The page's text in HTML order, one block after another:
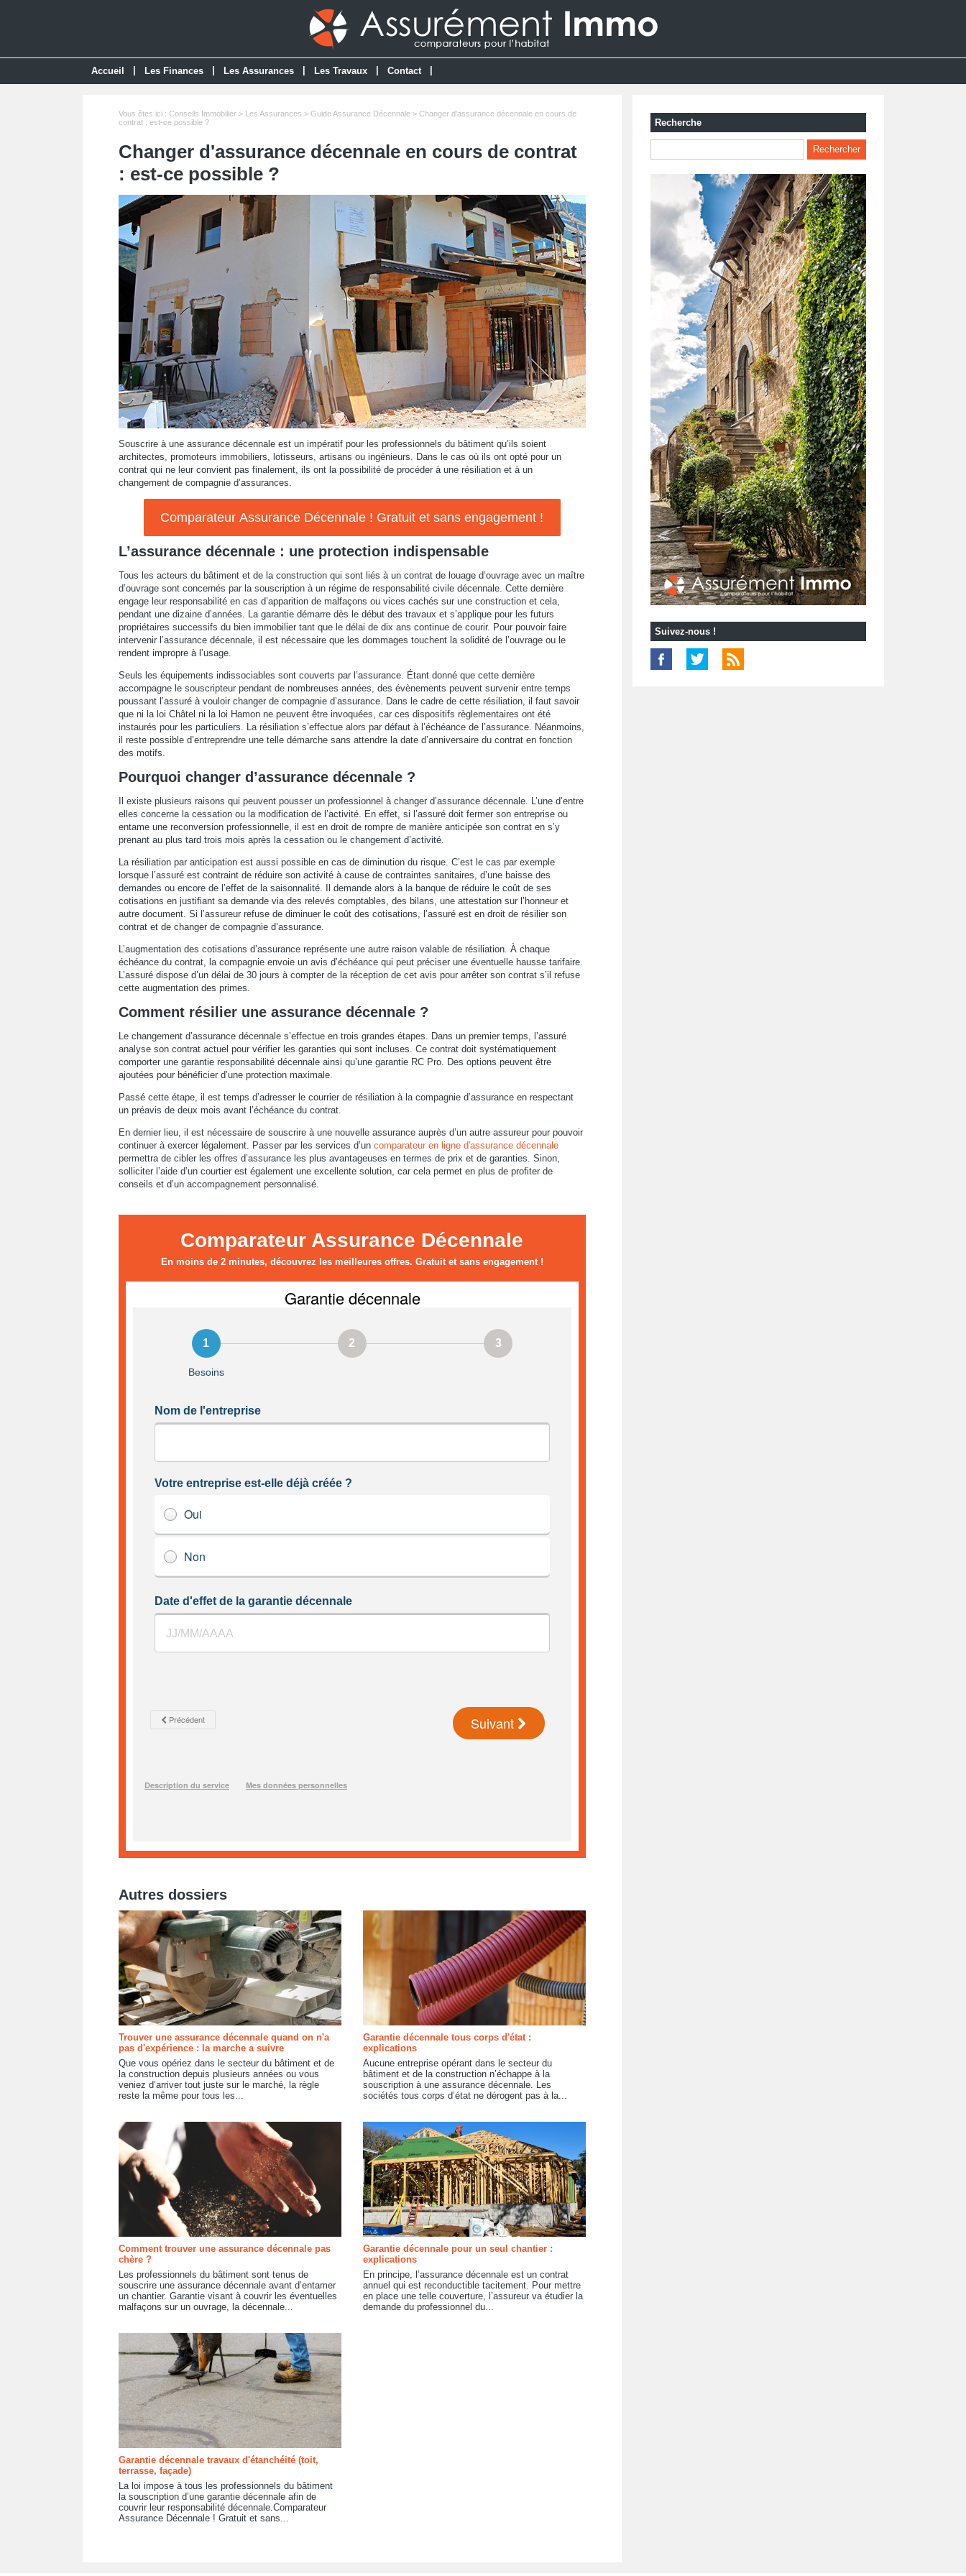
Accueil Les Finances Les Assurances Les Travaux Contact
Vous êtes ici : Conseils Immobilier> Les Assurances > Guide Assurance Décennale> Changer d'assurance décennale en cours de
contrat : est-ce possible ?
Changer d'assurance décennale en cours de contrat
: est-ce possible ?
Souscrire à une assurance décennale est un impératif pour les professionnels du bâtiment qu’ils soient
architectes, promoteurs immobiliers, lotisseurs, artisans ou ingénieurs. Dans le cas où ils ont opté pour un
contrat qui ne leur convient pas finalement, ils ont la possibilité de procéder à une résiliation et à un
changement de compagnie d’assurances.
Comparateur Assurance Décennale ! Gratuit et sans engagement !
L’assurance décennale : une protection indispensable
Tous les acteurs du bâtiment et de la construction qui sont liés à un contrat de louage d’ouvrage avec un maître
d’ouvrage sont concernés par la souscription à un régime de responsabilité civile décennale. Cette dernière
engage leur responsabilité en cas d’apparition de malfaçons ou vices cachés sur une construction et cela,
pendant une dizaine d’années. La garantie démarre dès le début des travaux et s’applique pour les futurs
propriétaires successifs du bien immobilier tant que le délai de dix ans continue de courir. Pour pouvoir faire
intervenir l’assurance décennale, il est nécessaire que les dommages touchent la solidité de l’ouvrage ou le
rendent impropre à l’usage.
Seuls les équipements indissociables sont couverts par l’assurance. Étant donné que cette dernière
accompagne le souscripteur pendant de nombreuses années, des évènements peuvent survenir entre temps
poussant l’assuré à vouloir changer de compagnie d’assurance. Dans le cadre de cette résiliation, il faut savoir
que ni la loi Châtel ni la loi Hamon ne peuvent être invoquées, car ces dispositifs règlementaires ont été
instaurés pour les particuliers. La résiliation s’effectue alors par défaut à l’échéance de l’assurance. Néanmoins,
il reste possible d’entreprendre une telle démarche sans attendre la date d’anniversaire du contrat en fonction
des motifs.
Pourquoi changer d’assurance décennale ?
Il existe plusieurs raisons qui peuvent pousser un professionnel à changer d’assurance décennale. L’une d’entre
elles concerne la cessation ou la modification de l’activité. En effet, si l’assuré doit fermer son entreprise ou
entame une reconversion professionnelle, il est en droit de rompre de manière anticipée son contrat en s’y
prenant au plus tard trois mois après la cessation ou le changement d’activité.
La résiliation par anticipation est aussi possible en cas de diminution du risque. C’est le cas par exemple
lorsque l’assuré est contraint de réduire son activité à cause de contraintes sanitaires, d’une baisse des
demandes ou encore de l’effet de la saisonnalité. Il demande alors à la banque de réduire le coût de ses
cotisations en justifiant sa demande via des relevés comptables, des bilans, une attestation sur l’honneur et
autre document. Si l’assureur refuse de diminuer le coût des cotisations, l’assuré est en droit de résilier son
contrat et de changer de compagnie d’assurance.
L’augmentation des cotisations d’assurance représente une autre raison valable de résiliation. À chaque
échéance du contrat, la compagnie envoie un avis d’échéance qui peut préciser une éventuelle hausse tarifaire.
L’assuré dispose d’un délai de 30 jours à compter de la réception de cet avis pour arrêter son contrat s’il refuse
cette augmentation des primes.
Comment résilier une assurance décennale ?
Le changement d’assurance décennale s’effectue en trois grandes étapes. Dans un premier temps, l’assuré
analyse son contrat actuel pour vérifier les garanties qui sont incluses. Ce contrat doit systématiquement
comporter une garantie responsabilité décennale ainsi qu’une garantie RC Pro. Des options peuvent être
ajoutées pour bénéficier d’une protection maximale.
Passé cette étape, il est temps d’adresser le courrier de résiliation à la compagnie d’assurance en respectant
un préavis de deux mois avant l’échéance du contrat.
En dernier lieu, il est nécessaire de souscrire à une nouvelle assurance auprès d’un autre assureur pour pouvoir
continuer à exercer légalement. Passer par les services d’un comparateur en ligne d'assurance décennale
permettra de cibler les offres d’assurance les plus avantageuses en termes de prix et de garanties. Sinon,
solliciter l’aide d’un courtier est également une excellente solution, car cela permet en plus de profiter de
conseils et d’un accompagnement personnalisé.
Comparateur Assurance Décennale
En moins de 2 minutes, découvrez les meilleures offres. Gratuit et sans engagement !
Autres dossiers
Trouver une assurance décennale quand on n'a
pas d'expérience : la marche a suivre
Que vous opériez dans le secteur du bâtiment et de
la construction depuis plusieurs années ou vous
veniez d’arriver tout juste sur le marché, la règle
reste la même pour tous les...
Garantie décennale tous corps d'état :
explications
Aucune entreprise opérant dans le secteur du
bâtiment et de la construction n’échappe à la
souscription à une assurance décennale. Les
sociétés tous corps d’état ne dérogent pas à la...
Comment trouver une assurance décennale pas
chère ?
Les professionnels du bâtiment sont tenus de
souscrire une assurance décennale avant d’entamer
un chantier. Garantie visant à couvrir les éventuelles
malfaçons sur un ouvrage, la décennale...
Garantie décennale pour un seul chantier :
explications
En principe, l’assurance décennale est un contrat
annuel qui est reconductible tacitement. Pour mettre
en place une telle couverture, l’assureur va étudier la
demande du professionnel du...
Garantie décennale travaux d'étanchéité (toit,
terrasse, façade)
La loi impose à tous les professionnels du bâtiment
la souscription d’une garantie décennale afin de
couvrir leur responsabilité décennale.Comparateur
Assurance Décennale ! Gratuit et sans...
Recherche
Suivez-nous !